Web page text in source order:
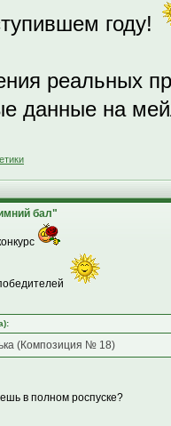
году!
реальных
данные на
бал"
(Композиция № 18)
в полном роспуске?